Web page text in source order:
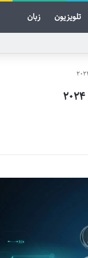
تلویزیون زبان